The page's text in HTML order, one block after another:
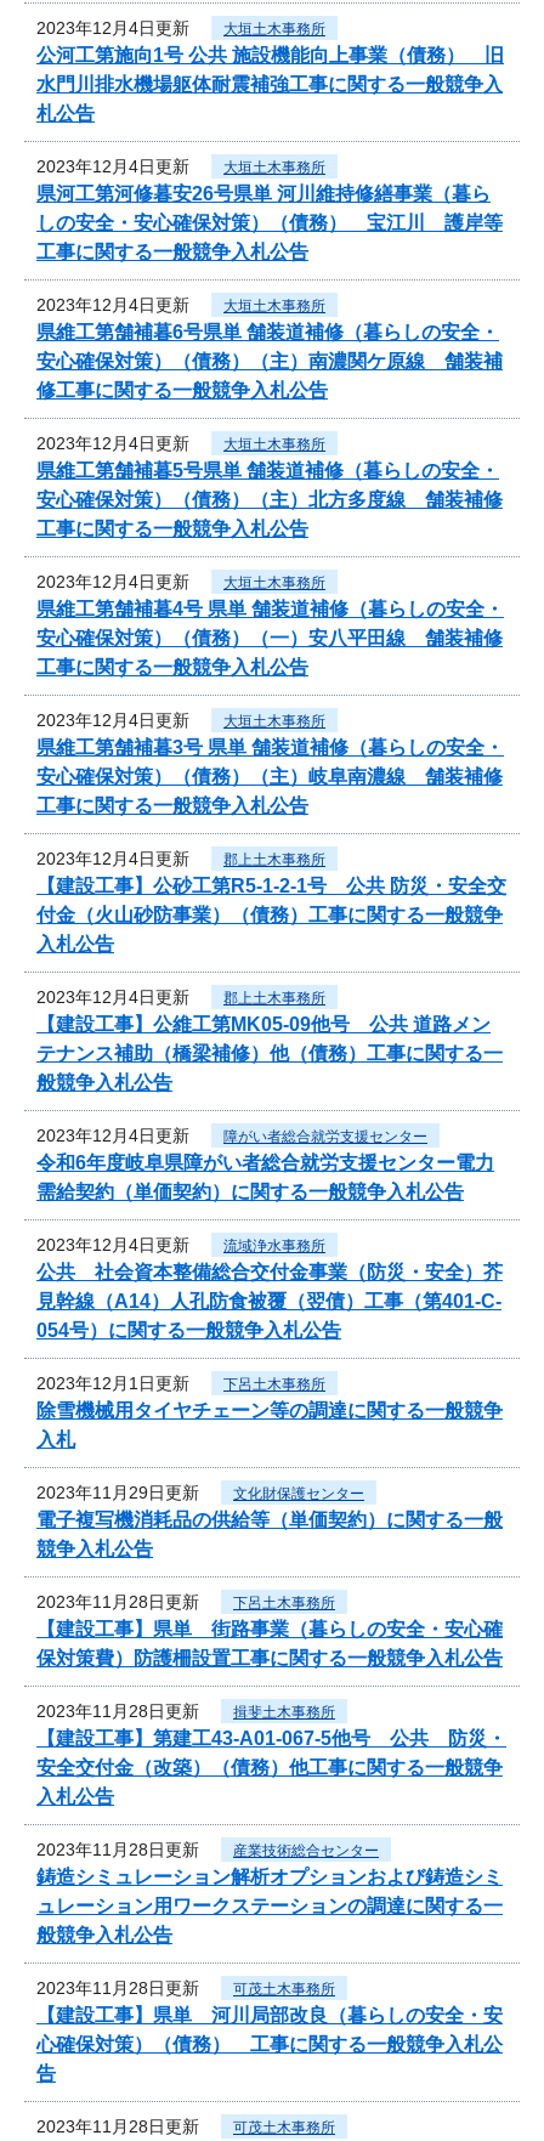
2023年12月4日更新 大垣土木事務所
公河工第施向1号 公共 施設機能向上事業（債務） 旧
水門川排水機場躯体耐震補強工事に関する一般競争入
札公告
2023年12月4日更新 大垣土木事務所
県河工第河修暮安26号県単 河川維持修繕事業（暮ら
しの安全・安心確保対策）（債務） 宝江川 護岸等
工事に関する一般競争入札公告
2023年12月4日更新 大垣土木事務所
県維工第舗補暮6号県単 舗装道補修（暮らしの安全・
安心確保対策）（債務）（主）南濃関ケ原線 舗装補
修工事に関する一般競争入札公告
2023年12月4日更新 大垣土木事務所
県維工第舗補暮5号県単 舗装道補修（暮らしの安全・
安心確保対策）（債務）（主）北方多度線 舗装補修
工事に関する一般競争入札公告
2023年12月4日更新 大垣土木事務所
県維工第舗補暮4号 県単 舗装道補修（暮らしの安全・
安心確保対策）（債務）（一）安八平田線 舗装補修
工事に関する一般競争入札公告
2023年12月4日更新 大垣土木事務所
県維工第舗補暮3号 県単 舗装道補修（暮らしの安全・
安心確保対策）（債務）（主）岐阜南濃線 舗装補修
工事に関する一般競争入札公告
2023年12月4日更新 郡上土木事務所
【建設工事】公砂工第R5-1-2-1号 公共 防災・安全交
付金（火山砂防事業）（債務）工事に関する一般競争
入札公告
2023年12月4日更新 郡上土木事務所
【建設工事】公維工第MK05-09他号 公共 道路メン
テナンス補助（橋梁補修）他（債務）工事に関する一
般競争入札公告
2023年12月4日更新 障がい者総合就労支援センター
令和6年度岐阜県障がい者総合就労支援センター電力
需給契約（単価契約）に関する一般競争入札公告
2023年12月4日更新 流域浄水事務所
公共 社会資本整備総合交付金事業（防災・安全）芥
見幹線（A14）人孔防食被覆（翌債）工事（第401-C-
054号）に関する一般競争入札公告
2023年12月1日更新 下呂土木事務所
除雪機械用タイヤチェーン等の調達に関する一般競争
入札
2023年11月29日更新 文化財保護センター
電子複写機消耗品の供給等（単価契約）に関する一般
競争入札公告
2023年11月28日更新 下呂土木事務所
【建設工事】県単 街路事業（暮らしの安全・安心確
保対策費）防護柵設置工事に関する一般競争入札公告
2023年11月28日更新 揖斐土木事務所
【建設工事】第建工43-A01-067-5他号 公共 防災・
安全交付金（改築）（債務）他工事に関する一般競争
入札公告
2023年11月28日更新 産業技術総合センター
鋳造シミュレーション解析オプションおよび鋳造シミ
ュレーション用ワークステーションの調達に関する一
般競争入札公告
2023年11月28日更新 可茂土木事務所
【建設工事】県単 河川局部改良（暮らしの安全・安
心確保対策）（債務） 工事に関する一般競争入札公
告
2023年11月28日更新 可茂土木事務所